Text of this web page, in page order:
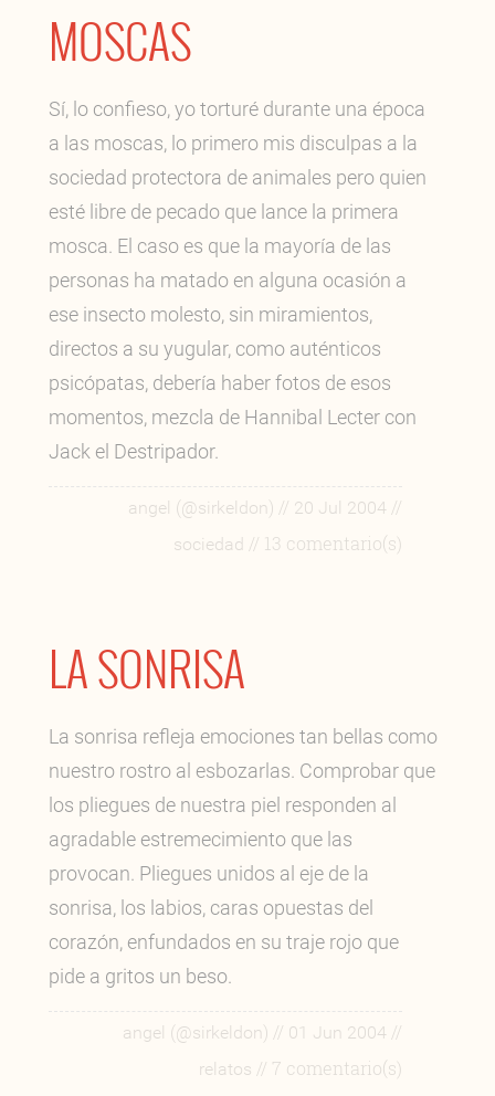
MOSCAS
Sí, lo confieso, yo torturé durante una época
a las moscas, lo primero mis disculpas a la
sociedad protectora de animales pero quien
esté libre de pecado que lance la primera
mosca. El caso es que la mayoría de las
personas ha matado en alguna ocasión a
ese insecto molesto, sin miramientos,
directos a su yugular, como auténticos
psicópatas, debería haber fotos de esos
momentos, mezcla de Hannibal Lecter con
Jack el Destripador.
angel (@sirkeldon) // 20 Jul 2004 //
sociedad // 13 comentario(s)
LA SONRISA
La sonrisa refleja emociones tan bellas como
nuestro rostro al esbozarlas. Comprobar que
los pliegues de nuestra piel responden al
agradable estremecimiento que las
provocan. Pliegues unidos al eje de la
sonrisa, los labios, caras opuestas del
corazón, enfundados en su traje rojo que
pide a gritos un beso.
angel (@sirkeldon) // 01 Jun 2004 //
relatos // 7 comentario(s)